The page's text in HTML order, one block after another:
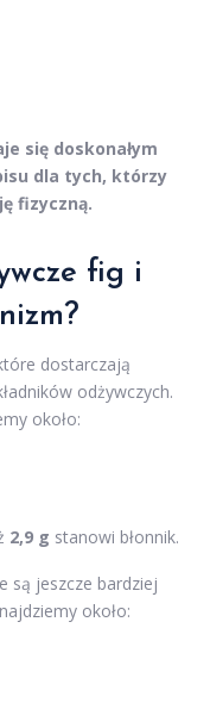
się doskonałym
dla tych, którzy
fizyczną.
fig i
dostarczają
odżywczych.
około:
2,9 g stanowi błonnik.
są jeszcze bardziej
około: